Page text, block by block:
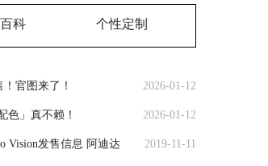
科 个性定制
2026-01-12
官图来了！
2026-01-12
色」真不赖！
2019-11-11
Vision发售信息 阿迪达